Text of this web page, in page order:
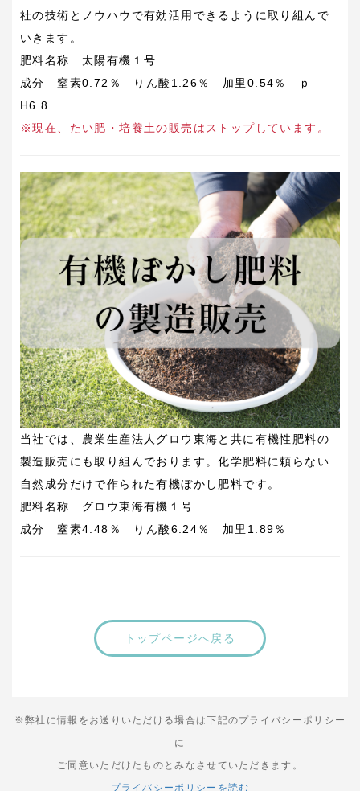
社の技術とノウハウで有効活用できるように取り組んで
いきます。
肥料名称 太陽有機１号
成分 窒素0.72％ りん酸1.26％ 加里0.54％ ｐ
H6.8
※現在、たい肥・培養土の販売はストップしています。
当社では、農業生産法人グロウ東海と共に有機性肥料の
製造販売にも取り組んでおります。化学肥料に頼らない
自然成分だけで作られた有機ぼかし肥料です。
肥料名称 グロウ東海有機１号
成分 窒素4.48％ りん酸6.24％ 加里1.89％
トップページへ戻る
※弊社に情報をお送りいただける場合は下記のプライバシーポリシー
に
ご同意いただけたものとみなさせていただきます。
プライバシーポリシーを読む